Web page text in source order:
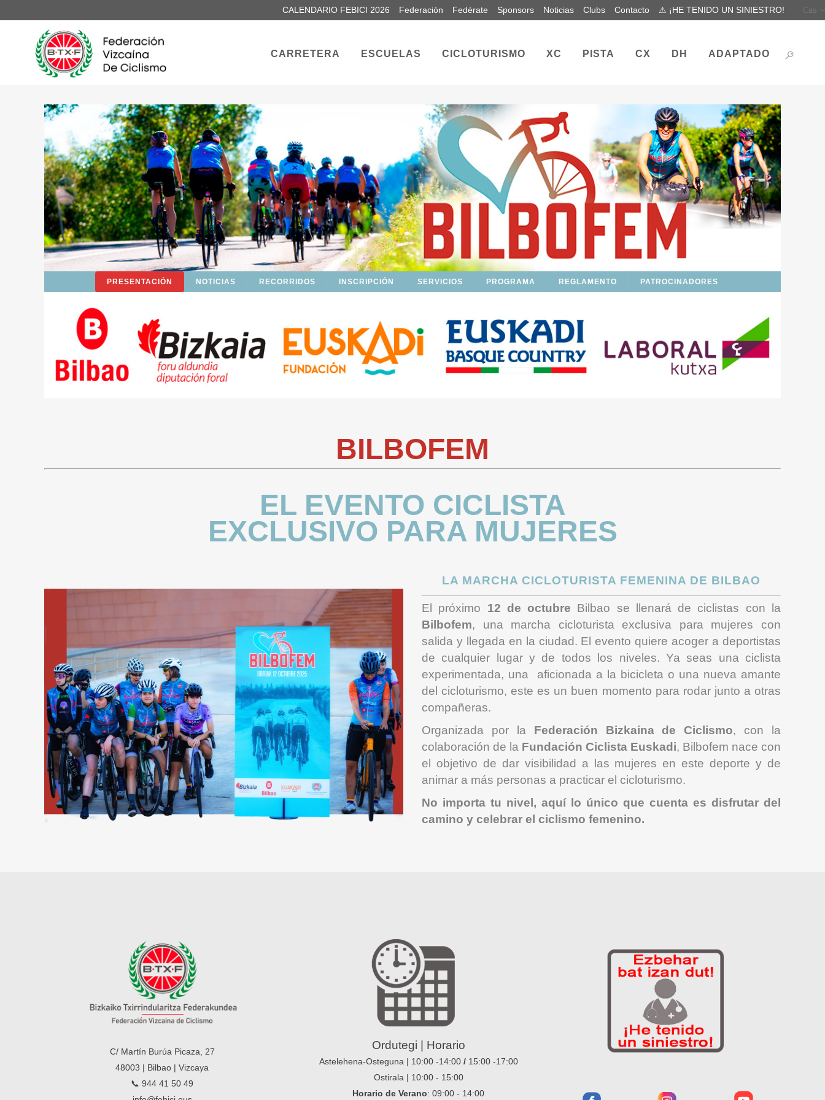
CALENDARIO FEBICI 2026 Federación Fedérate Sponsors Noticias Clubs Contacto ⚠ ¡HE TENIDO UN SINIESTRO! Cas
CARRETERA ESCUELAS CICLOTURISMO XC PISTA CX DH ADAPTADO
PRESENTACIÓN NOTICIAS RECORRIDOS INSCRIPCIÓN SERVICIOS PROGRAMA REGLAMENTO PATROCINADORES
BILBOFEM
EL EVENTO CICLISTA
EXCLUSIVO PARA MUJERES
LA MARCHA CICLOTURISTA FEMENINA DE BILBAO
El próximo 12 de octubre Bilbao se llenará de ciclistas con la
Bilbofem, una marcha cicloturista exclusiva para mujeres con
salida y llegada en la ciudad. El evento quiere acoger a deportistas
de cualquier lugar y de todos los niveles. Ya seas una ciclista
experimentada, una aficionada a la bicicleta o una nueva amante
del cicloturismo, este es un buen momento para rodar junto a otras
compañeras.
Organizada por la Federación Bizkaina de Ciclismo, con la
colaboración de la Fundación Ciclista Euskadi, Bilbofem nace con
el objetivo de dar visibilidad a las mujeres en este deporte y de
animar a más personas a practicar el cicloturismo.
No importa tu nivel, aquí lo único que cuenta es disfrutar del
camino y celebrar el ciclismo femenino.
C/ Martín Burúa Picaza, 27
48003 | Bilbao | Vizcaya
📞 944 41 50 49
Ordutegi | Horario
Astelehena-Osteguna | 10:00 -14:00/ 15:00 -17:00
Ostirala | 10:00 - 15:00
Horario de Verano: 09:00 - 14:00